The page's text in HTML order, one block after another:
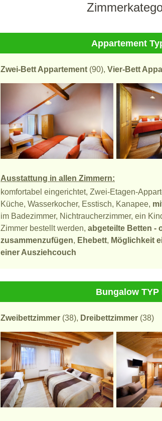
Appartement
Zwei-Bett Appartement (90), Vier-Bett
Ausstattung in allen Zimmern:
komfortabel eingerichtet, Zwei-Etagen-
Küche, Wasserkocher, Esstisch, Kanapee,
im Badezimmer, Nichtraucherzimmer, ein
Zimmer bestellt werden, abgeteilte Betten -
zusammenzufügen, Ehebett, Möglichkeit
einer Ausziehcouch
Bungalow TYP
Zweibettzimmer (38), Dreibettzimmer (38)